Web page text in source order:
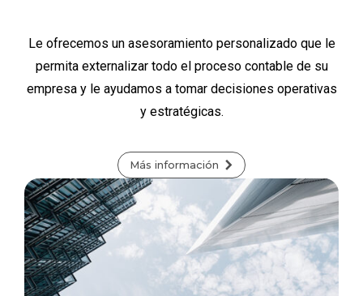
Le ofrecemos un asesoramiento personalizado que le
permita externalizar todo el proceso contable de su
empresa y le ayudamos a tomar decisiones operativas
y estratégicas.
Más información